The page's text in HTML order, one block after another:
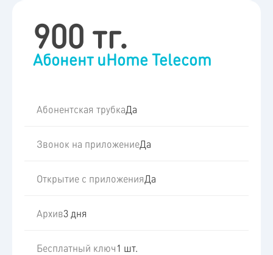
900 тг.
Абонент uHome Telecom
Абонентская трубкаДа
Звонок на приложениеДа
Открытие с приложенияДа
Архив3 дня
Бесплатный ключ1 шт.